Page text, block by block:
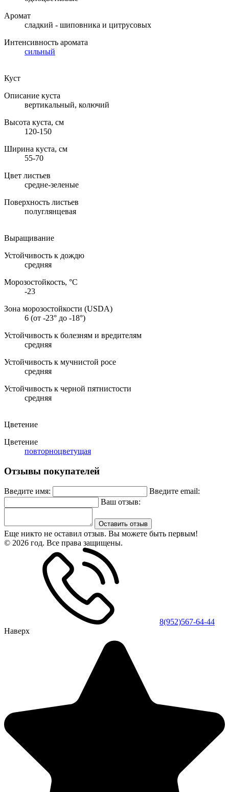
Аромат
сладкий - шиповника и цитрусовых
Интенсивность аромата
сильный
Куст
Описание куста
вертикальный, колючий
Высота куста, см
120-150
Ширина куста, см
55-70
Цвет листьев
средне-зеленые
Поверхность листьев
полуглянцевая
Выращивание
Устойчивость к дождю
средняя
Морозостойкость, °C
-23
Зона морозостойкости (USDA)
6 (от -23° до -18°)
Устойчивость к болезням и вредителям
средняя
Устойчивость к мучнистой росе
средняя
Устойчивость к черной пятнистости
средняя
Цветение
Цветение
повторноцветущая
Отзывы покупателей
Введите имя:
Введите email:
Ваш отзыв:
Оставить отзыв
Еще никто не оставил отзыв. Вы можете быть первым!
© 2026 год. Все права защищены.
8(952)567-64-44
Наверх